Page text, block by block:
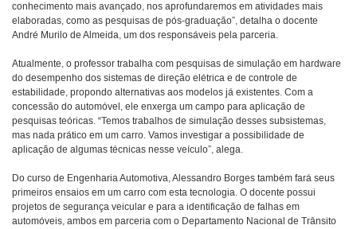
conhecimento mais avançado, nos aprofundaremos em atividades mais
elaboradas, como as pesquisas de pós-graduação”, detalha o docente
André Murilo de Almeida, um dos responsáveis pela parceria.
Atualmente, o professor trabalha com pesquisas de simulação em hardware
do desempenho dos sistemas de direção elétrica e de controle de
estabilidade, propondo alternativas aos modelos já existentes. Com a
concessão do automóvel, ele enxerga um campo para aplicação de
pesquisas teóricas. “Temos trabalhos de simulação desses subsistemas,
mas nada prático em um carro. Vamos investigar a possibilidade de
aplicação de algumas técnicas nesse veículo”, alega.
Do curso de Engenharia Automotiva, Alessandro Borges também fará seus
primeiros ensaios em um carro com esta tecnologia. O docente possui
projetos de segurança veicular e para a identificação de falhas em
automóveis, ambos em parceria com o Departamento Nacional de Trânsito